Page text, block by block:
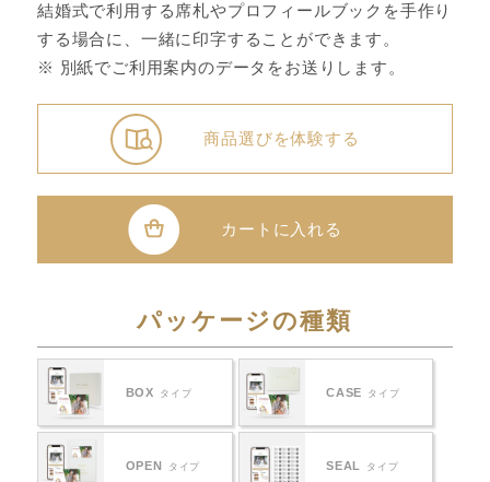
商品選びを体験する
結婚式で利用する席札やプロフィールブックを手作り
する場合に、一緒に印字することができます。
※ 別紙でご利用案内のデータをお送りします。
カートに入れる
パッケージの種類
BOX タイプ CASE タイプ
OPEN タイプ SEAL タイプ